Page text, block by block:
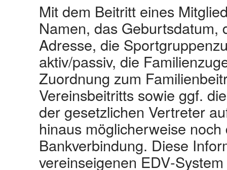
Mit dem Beitritt eines
Namen, das Geburtsdatum,
Adresse, die
aktiv/passiv, die
Zuordnung zum
Vereinsbeitritts sowie ggf.
der gesetzlichen Vertreter
hinaus möglicherweise noch
Bankverbindung. Diese
vereinseigenen